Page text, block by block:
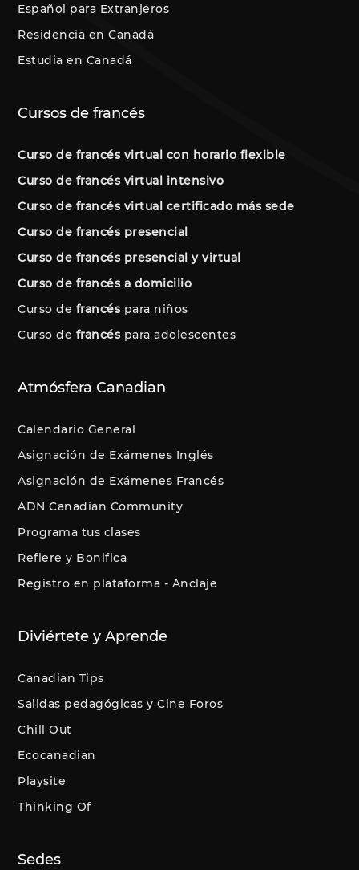
Español para Extranjeros
Residencia en Canadá
Estudia en Canadá
Cursos de francés
Curso de francés virtual con horario flexible
Curso de francés virtual intensivo
Curso de francés virtual certificado más sede
Curso de francés presencial
Curso de francés presencial y virtual
Curso de francés a domicilio
Curso de francéspara niños
Curso de francéspara adolescentes
Atmósfera Canadian
Calendario General
Asignación de Exámenes Inglés
Asignación de Exámenes Francés
ADN Canadian Community
Programa tus clases
Refiere y Bonifica
Registro en plataforma - Anclaje
Diviértete y Aprende
Canadian Tips
Salidas pedagógicas y Cine Foros
Chill Out
Ecocanadian
Playsite
Thinking Of
Sedes